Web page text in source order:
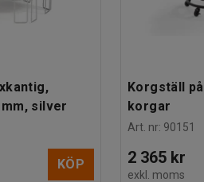
mm, silver
KÖP
Korgställ
korgar
Art. nr: 90151
2 365 kr
exkl. moms